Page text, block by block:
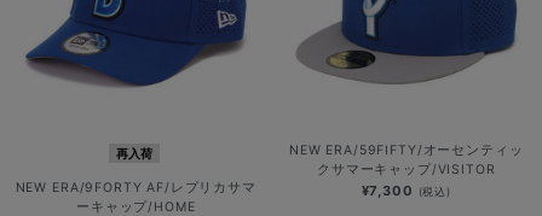
再入荷
NEW ERA/9FORTY AF/レプリカサマ
ーキャップ/HOME
NEW ERA/59FIFTY/オーセンティッ
クサマーキャップ/VISITOR
¥7,300 (税込)